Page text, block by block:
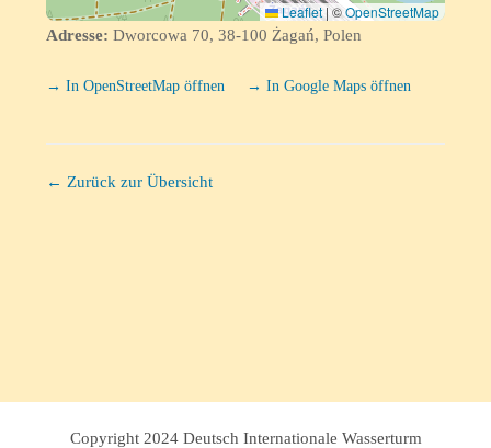
Leaflet|©OpenStreetMap
Adresse: Dworcowa 70, 38-100 Żagań, Polen
→ In OpenStreetMap öffnen → In Google Maps öffnen
← Zurück zur Übersicht
Copyright 2024 Deutsch Internationale Wasserturm